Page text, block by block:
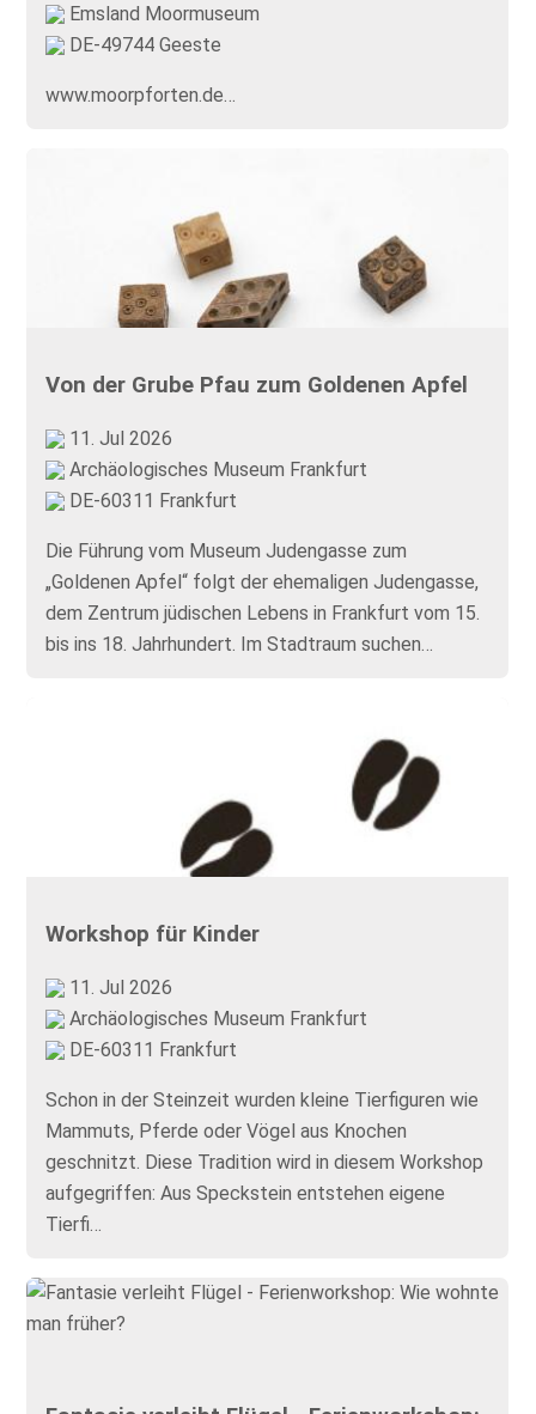
Emsland Moormuseum
DE-49744 Geeste
www.moorpforten.de…
Von der Grube Pfau zum Goldenen Apfel
11. Jul 2026
Archäologisches Museum Frankfurt
DE-60311 Frankfurt
Die Führung vom Museum Judengasse zum
„Goldenen Apfel“ folgt der ehemaligen Judengasse,
dem Zentrum jüdischen Lebens in Frankfurt vom 15.
bis ins 18. Jahrhundert. Im Stadtraum suchen…
Workshop für Kinder
11. Jul 2026
Archäologisches Museum Frankfurt
DE-60311 Frankfurt
Schon in der Steinzeit wurden kleine Tierfiguren wie
Mammuts, Pferde oder Vögel aus Knochen
geschnitzt. Diese Tradition wird in diesem Workshop
aufgegriffen: Aus Speckstein entstehen eigene
Tierfi…